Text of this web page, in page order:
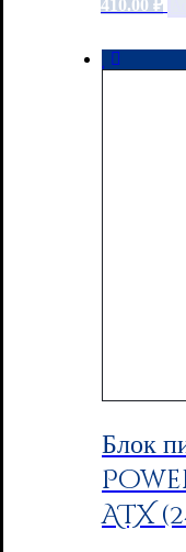
410.00 ₽
Блок
ATX